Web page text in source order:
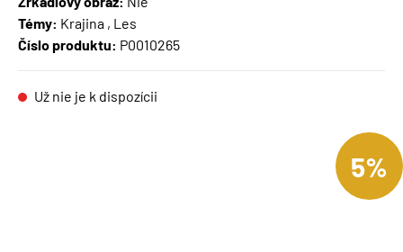
Témy: Krajina , Les
Číslo produktu: P0010265
Už nie je k dispozícii
5%